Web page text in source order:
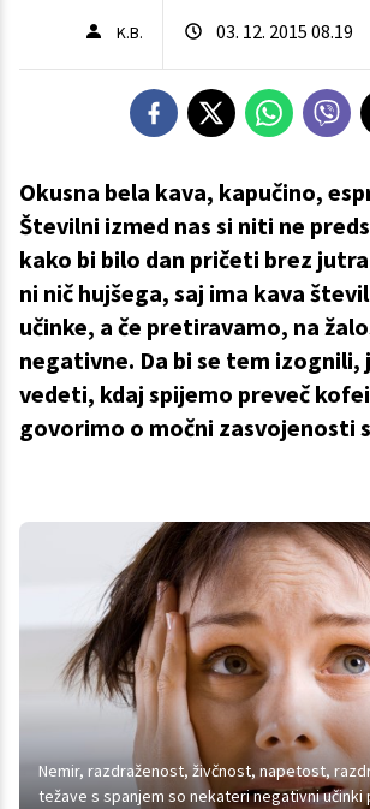
K.B. 03. 12. 2015 08.19
Okusna bela kava, kapučino,
Številni izmed nas si niti ne
kako bi bilo dan pričeti brez
ni nič hujšega, saj ima kava
učinke, a če pretiravamo, na
negativne. Da bi se tem izognili,
vedeti, kdaj spijemo preveč
govorimo o močni zasvojenosti
Nemir, razdraženost, živčnost, napetost,
težave s spanjem so nekateri negativni